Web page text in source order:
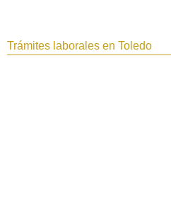
Trámites laborales en Toledo‎